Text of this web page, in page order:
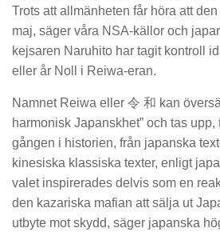
Trots att allmänheten får höra att
maj, säger våra NSA-källor och
kejsaren Naruhito har tagit kontroll
eller år Noll i Reiwa-eran.
Namnet Reiwa eller 令 和 kan
harmonisk Japanskhet” och tas upp,
gången i historien, från japanska
kinesiska klassiska texter, enligt
valet inspirerades delvis som en
den kazariska mafian att sälja ut
utbyte mot skydd, säger japanska